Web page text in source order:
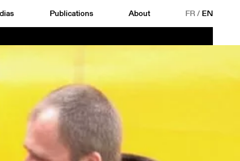
Publications About FR/ EN